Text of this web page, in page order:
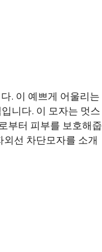
. 이 예쁘게 어울리는
니다. 이 모자는 멋스
부터 피부를 보호해줍
선 차단모자를 소개